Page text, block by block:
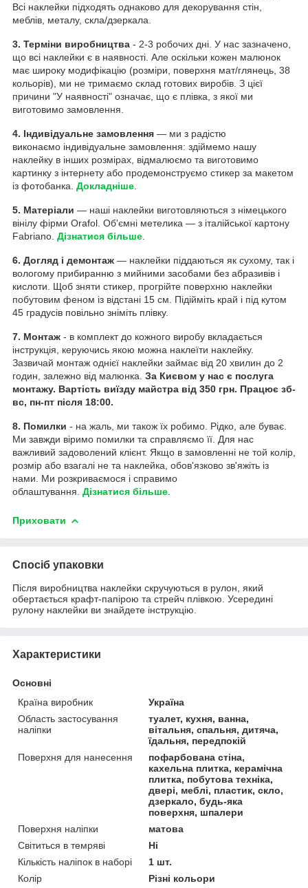
Всі наклейки підходять однаково для декорування стін,
меблів, металу, скла/дзеркала.
3. Терміни виробництва - 2-3 робочих дні. У нас зазначено,
що всі наклейки є в наявності. Але оскільки кожен малюнок
має широку модифікацію (розміри, поверхня мат/глянець, 38
кольорів), ми не тримаємо склад готових виробів. З цієї
причини "У наявності" означає, що є плівка, з якої ми
виготовимо замовлення.
4. Індивідуальне замовлення — ми з радістю
виконаємо індивідуальне замовлення: здіймемо нашу
наклейку в інших розмірах, відмалюємо та виготовимо
картинку з інтернету або продемонструємо стикер за макетом
із фотобанка. Докладніше
5. Матеріали — наші наклейки виготовляються з німецького
вінілу фірми Orafol. Об'ємні метелика — з італійської картону
Fabriano. Дізнатися більше
6. Догляд і демонтаж — наклейки піддаються як сухому, так і
вологому прибиранню з мийними засобами без абразивів і
кислоти. Щоб зняти стикер, прогрійте поверхню наклейки
побутовим феном із відстані 15 см. Підійміть край і під кутом
45 градусів повільно зніміть плівку.
7. Монтаж - в комплект до кожного виробу вкладається
інструкція, керуючись якою можна наклеїти наклейку.
Зазвичай монтаж однієї наклейки займає від 20 хвилин до 2
годин, залежно від малюнка. За Києвом у нас є послуга
монтажу. Вартість виїзду майстра від 350 грн. Працює зб-
вс, пн-пт після 18:00.
8. Помилки - на жаль, ми також їх робимо. Рідко, але буває.
Ми завжди віримо помилки та справляємо її. Для нас
важливий задоволений клієнт. Якщо в замовленні не той колір,
розмір або взагалі не та наклейка, обов'язково зв'яжіть із
нами. Ми розкриваємося і справимо
облаштування. Дізнатися більше
Приховати
Спосіб упаковки
Після виробництва наклейки скручуються в рулон, який
обертається крафт-папірою та стрейч плівкою. Усередині
рулону наклейки ви знайдете інструкцію.
Характеристики
Основні
Країна виробник
Україна
Область застосування
наліпки
туалет, кухня, ванна,
вітальня, спальня, дитяча,
їдальня, передпокій
Поверхня для нанесення
пофарбована стіна,
кахельна плитка, керамічна
плитка, побутова техніка,
двері, меблі, пластик, скло,
дзеркало, будь-яка
поверхня, шпалери
Поверхня наліпки
матова
Світиться в темряві
Ні
Кількість наліпок в наборі
1 шт.
Колір
Різні кольори